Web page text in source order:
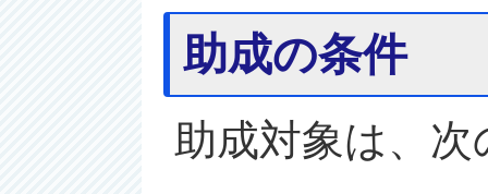
助成の条件
助成対象は、